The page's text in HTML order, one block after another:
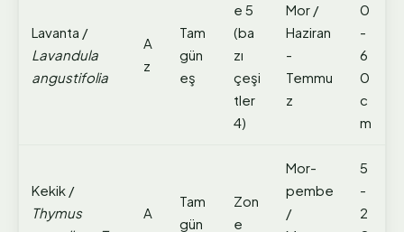
Lavanta /
Lavandula
angustifolia
A
z
Tam
gün
eş
e 5
(ba
zı
çeşi
tler
4)
Mor /
Haziran
-
Temmu
z
0
-
6
0
c
m
Kekik /
Thymus
A
Tam
gün
Zon
e
Mor-
pembe
/
5
-
2